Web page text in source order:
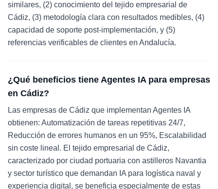
similares, (2) conocimiento del tejido empresarial de
Cádiz, (3) metodología clara con resultados medibles, (4)
capacidad de soporte post-implementación, y (5)
referencias verificables de clientes en Andalucía.
¿Qué beneficios tiene Agentes IA para empresas
en Cádiz?
Las empresas de Cádiz que implementan Agentes IA
obtienen: Automatización de tareas repetitivas 24/7,
Reducción de errores humanos en un 95%, Escalabilidad
sin coste lineal. El tejido empresarial de Cádiz,
caracterizado por ciudad portuaria con astilleros Navantia
y sector turístico que demandan IA para logística naval y
experiencia digital, se beneficia especialmente de estas